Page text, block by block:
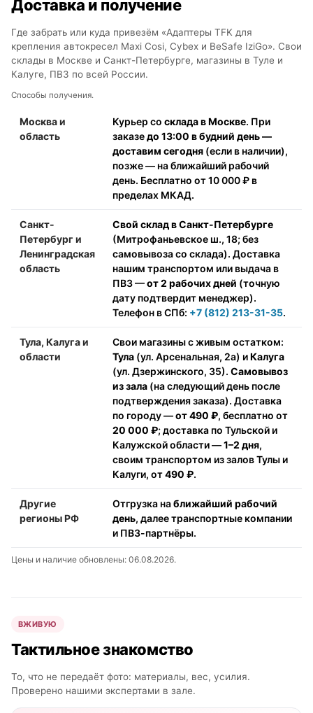
Доставка и получение
Где забрать или куда привезём «Адаптеры TFK для
крепления автокресел Maxi Cosi, Cybex и BeSafe IziGo». Свои
склады в Москве и Санкт-Петербурге, магазины в Туле и
Калуге, ПВЗ по всей России.
Способы получения.
Москва и
область
Курьер со склада в Москве. При
заказедо 13:00 в будний день —
доставим сегодня (если в наличии),
позже — на ближайший рабочий
день. Бесплатно от 10 000 ₽ в
пределах МКАД.
Санкт-
Петербург и
Ленинградская
область
Свой склад в Санкт-Петербурге
(Митрофаньевское ш., 18; без
самовывоза со склада). Доставка
нашим транспортом или выдача в
ПВЗ —от 2 рабочих дней (точную
дату подтвердит менеджер).
Телефон в СПб: +7 (812) 213-31-35.
Тула, Калуга и
области
Свои магазины с живым остатком:
Тула (ул. Арсенальная, 2а) иКалуга
(ул. Дзержинского, 35). Самовывоз
из зала (на следующий день после
подтверждения заказа). Доставка
по городу —от 490 ₽, бесплатно от
20 000 ₽; доставка по Тульской и
Калужской области —1–2 дня,
своим транспортом из залов Тулы и
Калуги, от490 ₽.
Другие
регионы РФ
Отгрузка наближайший рабочий
день, далее транспортные компании
и ПВЗ-партнёры.
Цены и наличие обновлены: 06.08.2026.
ВЖИВУЮ
Тактильное знакомство
То, что не передаёт фото: материалы, вес, усилия.
Проверено нашими экспертами в зале.